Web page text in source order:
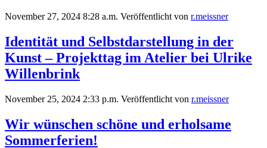
November 27, 2024 8:28 a.m. Veröffentlicht von r.meissner
Identität und Selbstdarstellung in der
Kunst – Projekttag im Atelier bei Ulrike
Willenbrink
November 25, 2024 2:33 p.m. Veröffentlicht von r.meissner
Wir wünschen schöne und erholsame
Sommerferien!